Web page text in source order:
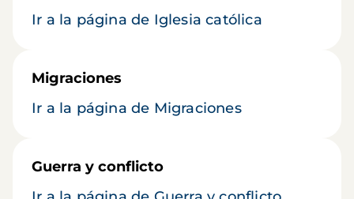
Ir a la página de Iglesia católica
Migraciones
Ir a la página de Migraciones
Guerra y conflicto